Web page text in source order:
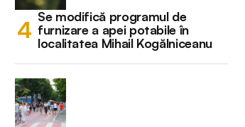
Se modifică programul de
furnizare a apei potabile în
localitatea Mihail Kogălniceanu